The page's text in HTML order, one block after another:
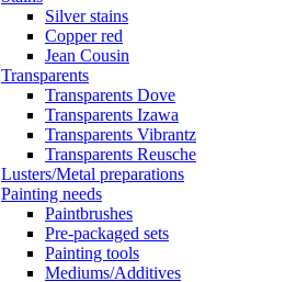
Silver stains
Copper red
Jean Cousin
Transparents
Transparents Dove
Transparents Izawa
Transparents Vibrantz
Transparents Reusche
Lusters/Metal preparations
Painting needs
Paintbrushes
Pre-packaged sets
Painting tools
Mediums/Additives